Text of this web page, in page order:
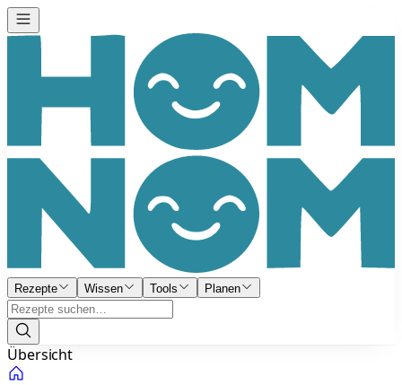
Rezepte Wissen Tools Planen
Übersicht